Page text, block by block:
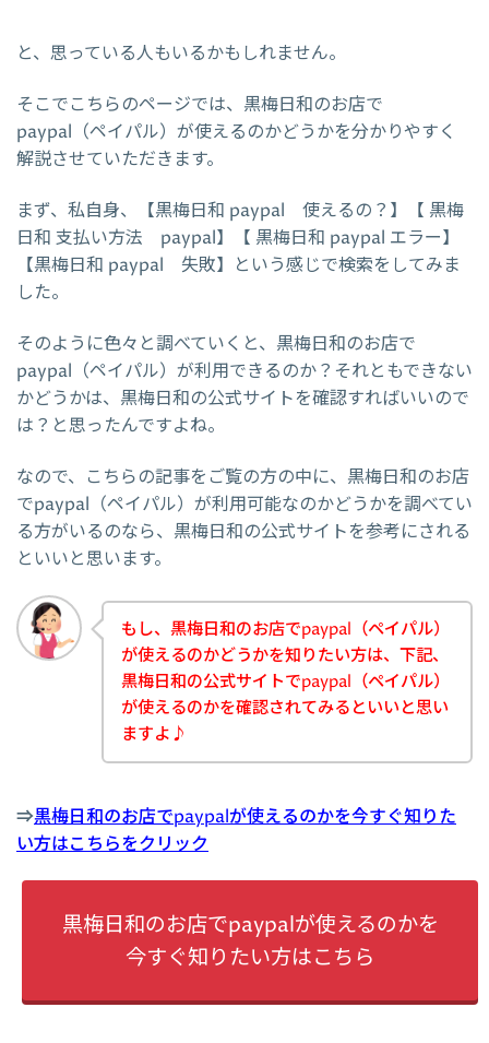
と、思っている人もいるかもしれません。
そこでこちらのページでは、黒梅日和のお店で
paypal（ペイパル）が使えるのかどうかを分かりやすく
解説させていただきます。
まず、私自身、【黒梅日和 paypal 使えるの？】【 黒梅
日和 支払い方法 paypal】【 黒梅日和 paypal エラー】
【黒梅日和 paypal 失敗】という感じで検索をしてみま
した。
そのように色々と調べていくと、黒梅日和のお店で
paypal（ペイパル）が利用できるのか？それともできない
かどうかは、黒梅日和の公式サイトを確認すればいいので
は？と思ったんですよね。
なので、こちらの記事をご覧の方の中に、黒梅日和のお店
でpaypal（ペイパル）が利用可能なのかどうかを調べてい
る方がいるのなら、黒梅日和の公式サイトを参考にされる
といいと思います。
もし、黒梅日和のお店でpaypal（ペイパル）
が使えるのかどうかを知りたい方は、下記、
黒梅日和の公式サイトでpaypal（ペイパル）
が使えるのかを確認されてみるといいと思い
ますよ♪
⇒黒梅日和のお店でpaypalが使えるのかを今すぐ知りた
い方はこちらをクリック
黒梅日和のお店でpaypalが使えるのかを
今すぐ知りたい方はこちら